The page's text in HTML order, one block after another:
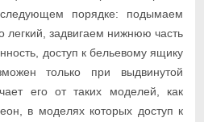
порядке: подымаем
легкий, задвигаем нижнюю часть
доступ к бельевому ящику
только при выдвинутой
его от таких моделей, как
в моделях которых доступ к